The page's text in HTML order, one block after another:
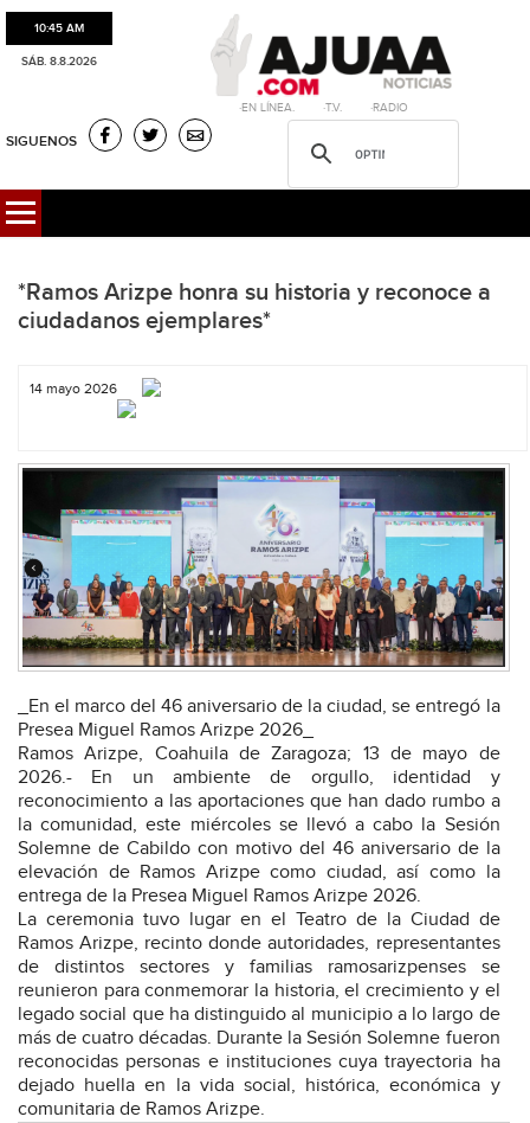
10:45 AM
SÁB. 8.8.2026
·EN LÍNEA. ·T.V. ·RADIO
SIGUENOS
*Ramos Arizpe honra su historia y reconoce a
ciudadanos ejemplares*
14 mayo 2026
_En el marco del 46 aniversario de la ciudad, se entregó la
Presea Miguel Ramos Arizpe 2026_
Ramos Arizpe, Coahuila de Zaragoza; 13 de mayo de
2026.- En un ambiente de orgullo, identidad y
reconocimiento a las aportaciones que han dado rumbo a
la comunidad, este miércoles se llevó a cabo la Sesión
Solemne de Cabildo con motivo del 46 aniversario de la
elevación de Ramos Arizpe como ciudad, así como la
entrega de la Presea Miguel Ramos Arizpe 2026.
La ceremonia tuvo lugar en el Teatro de la Ciudad de
Ramos Arizpe, recinto donde autoridades, representantes
de distintos sectores y familias ramosarizpenses se
reunieron para conmemorar la historia, el crecimiento y el
legado social que ha distinguido al municipio a lo largo de
más de cuatro décadas. Durante la Sesión Solemne fueron
reconocidas personas e instituciones cuya trayectoria ha
dejado huella en la vida social, histórica, económica y
comunitaria de Ramos Arizpe.